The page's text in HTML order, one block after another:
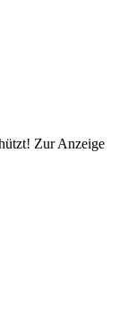
Zur Anzeige